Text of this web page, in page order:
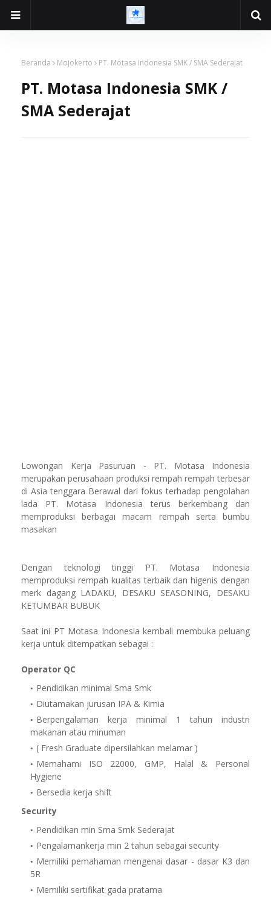
Beranda Mojokerto PT. Motasa Indonesia SMK / SMA Sederajat
PT. Motasa Indonesia SMK /
SMA Sederajat
Lowongan Kerja Pasuruan - PT. Motasa Indonesia
merupakan perusahaan produksi rempah rempah terbesar
di Asia tenggara Berawal dari fokus terhadap pengolahan
lada PT. Motasa Indonesia terus berkembang dan
memproduksi berbagai macam rempah serta bumbu
masakan
Dengan teknologi tinggi PT. Motasa Indonesia
memproduksi rempah kualitas terbaik dan higenis dengan
merk dagang LADAKU, DESAKU SEASONING, DESAKU
KETUMBAR BUBUK
Saat ini PT Motasa Indonesia kembali membuka peluang
kerja untuk ditempatkan sebagai :
Operator QC
Pendidikan minimal Sma Smk
Diutamakan jurusan IPA & Kimia
Berpengalaman kerja minimal 1 tahun industri
makanan atau minuman
( Fresh Graduate dipersilahkan melamar )
Memahami ISO 22000, GMP, Halal & Personal
Hygiene
Bersedia kerja shift
Security
Pendidikan min Sma Smk Sederajat
Pengalamankerja min 2 tahun sebagai security
Memiliki pemahaman mengenai dasar - dasar K3 dan
5R
Memiliki sertifikat gada pratama